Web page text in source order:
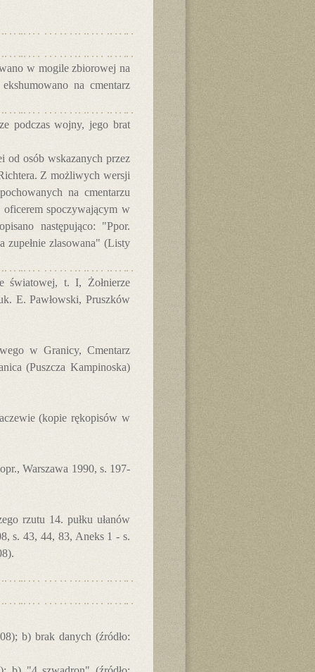
w mogile zbiorowej na
na cmentarz
podczas wojny, jego brat
od osób wskazanych przez
Z możliwych wersji
na cmentarzu
spoczywającym w
następująco: "Ppor.
zupełnie zlasowana" (Listy
światowej, t. I, Żołnierze
E. Pawłowski, Pruszków
w Granicy, Cmentarz
(Puszcza Kampinoska)
(kopie rękopisów w
Warszawa 1990, s. 197-
rzutu 14. pułku ułanów
s. 43, 44, 83, Aneks 1 - s.
b) brak danych (źródło: